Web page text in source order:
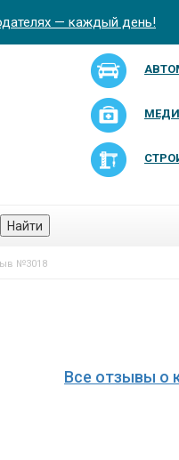
— каждый день!
Найти
№3018
Все отзывы о